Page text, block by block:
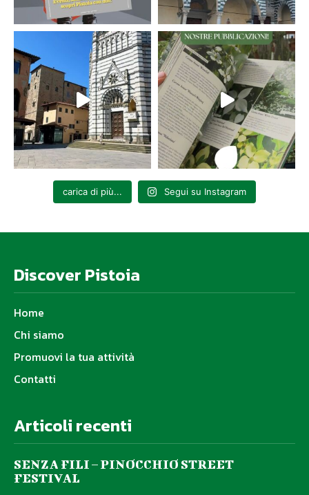
carica di più... Segui su Instagram
Discover Pistoia
Home
Chi siamo
Promuovi la tua attività
Contatti
Articoli recenti
SENZA FILI – PINOCCHIO STREET
FESTIVAL